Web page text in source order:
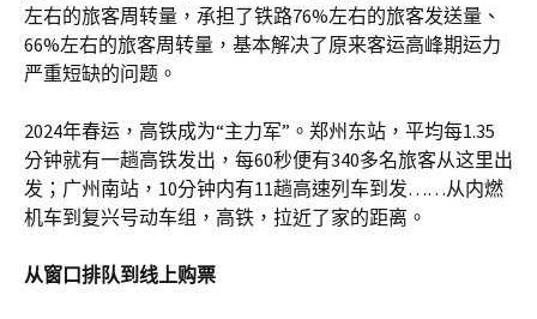
左右的旅客周转量，承担了铁路76%左右的旅客发送量、
66%左右的旅客周转量，基本解决了原来客运高峰期运力
严重短缺的问题。
2024年春运，高铁成为“主力军”。郑州东站，平均每1.35
分钟就有一趟高铁发出，每60秒便有340多名旅客从这里出
发；广州南站，10分钟内有11趟高速列车到发……从内燃
机车到复兴号动车组，高铁，拉近了家的距离。
从窗口排队到线上购票